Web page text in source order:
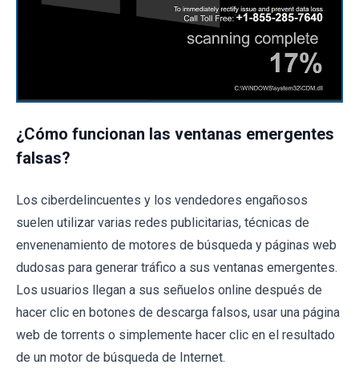
¿Cómo funcionan las ventanas emergentes
falsas?
Los ciberdelincuentes y los vendedores engañosos
suelen utilizar varias redes publicitarias, técnicas de
envenenamiento de motores de búsqueda y páginas web
dudosas para generar tráfico a sus ventanas emergentes.
Los usuarios llegan a sus señuelos online después de
hacer clic en botones de descarga falsos, usar una página
web de torrents o simplemente hacer clic en el resultado
de un motor de búsqueda de Internet.